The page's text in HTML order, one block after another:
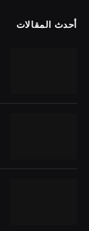
أحدث المقالات